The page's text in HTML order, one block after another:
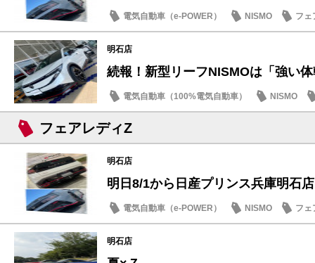
電気自動車（e-POWER） NISMO フェ
明石店
続報！新型リーフNISMOは「強い
電気自動車（100%電気自動車）
NISMO
試乗車・展示車
フェアレディZ
明石店
明日8/1から日産プリンス兵庫明石
電気自動車（e-POWER） NISMO フェ
明石店